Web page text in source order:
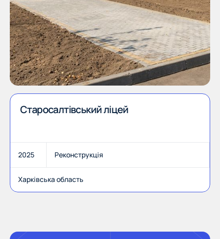
Старосалтівський ліцей
2025 Реконструкція
Харківська область